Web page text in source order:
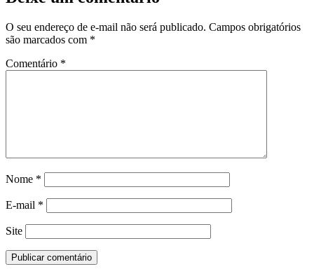
O seu endereço de e-mail não será publicado. Campos obrigatórios
são marcados com *
Comentário *
Nome *
E-mail *
Site